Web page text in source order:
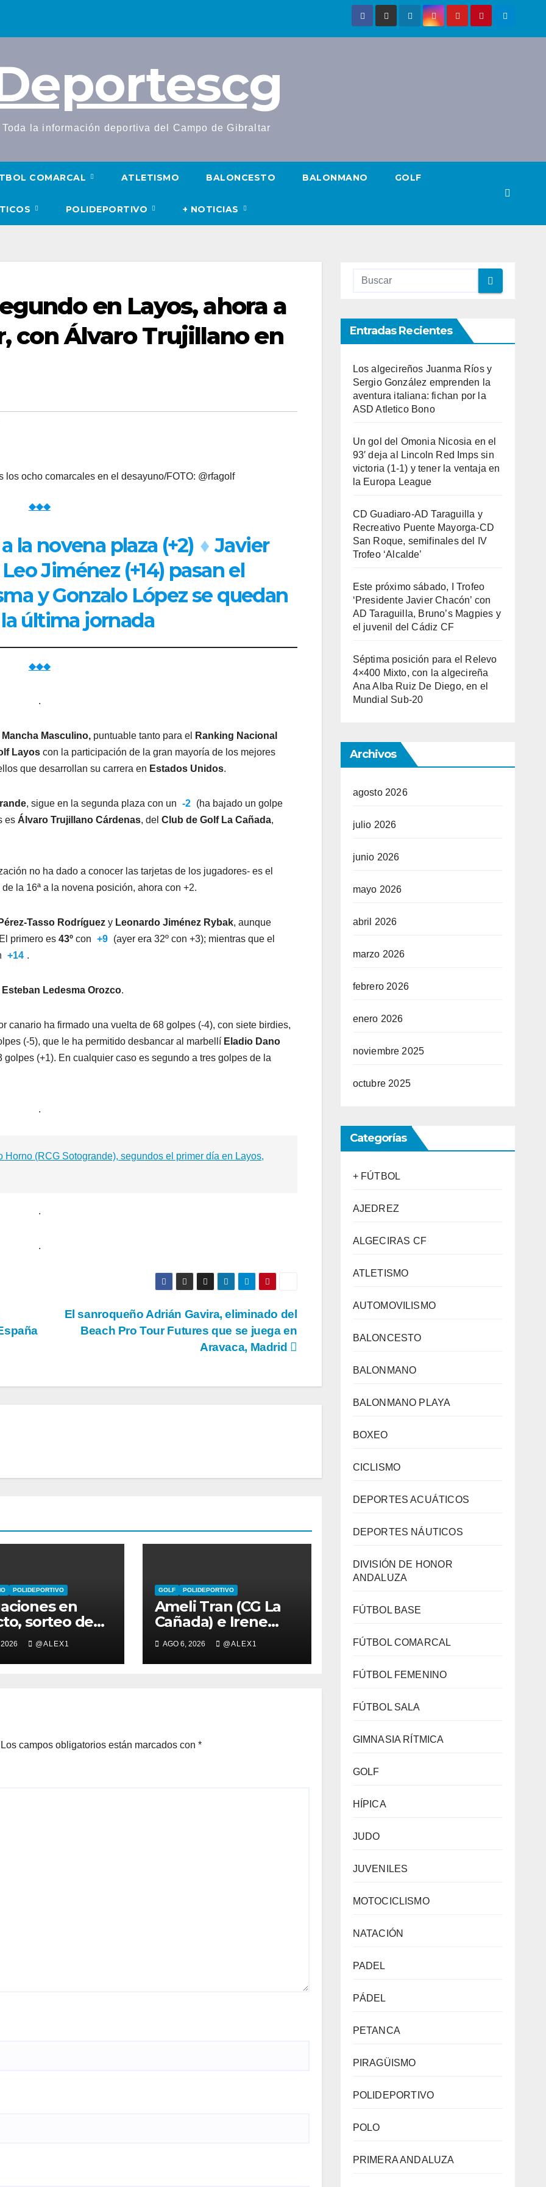
Toda la información deportiva del Campo de Gibraltar
COMARCAL ATLETISMO BALONCESTO BALONMANO GOLF
POLIDEPORTIVO + NOTICIAS
en Layos, ahora a
con Álvaro Trujillano en
los ocho comarcales en el desayuno/FOTO: @rfagolf
◆◆◆
la novena plaza (+2) ♦ Javier
Jiménez (+14) pasan el
y Gonzalo López se quedan
última jornada
◆◆◆
.
Masculino, puntuable tanto para el
Ranking Nacional
Layos con la participación de la gran mayoría de los mejores
que desarrollan su carrera en Estados Unidos.
, sigue en la segunda plaza con un -2 (ha bajado un golpe
es Álvaro Trujillano Cárdenas, del Club de Golf La Cañada,
no ha dado a conocer las tarjetas de los jugadores- es el
la 16ª a la novena posición, ahora con +2.
Tasso Rodríguez y Leonardo Jiménez Rybak, aunque
primero es 43º con +9 (ayer era 32º con +3); mientras que el
+14 .
Esteban Ledesma Orozco.
canario ha firmado una vuelta de 68 golpes (-4), con siete birdies,
(-5), que le ha permitido desbancar al marbellí Eladio Dano
(+1). En cualquier caso es segundo a tres golpes de la
.
(RCG Sotogrande), segundos el primer día en Layos,
.
.
El sanroqueño Adrián Gavira, eliminado del
Beach Pro Tour Futures que se juega en
Aravaca, Madrid
POLIDEPORTIVO
en
sorteo de
y
para la
de la
@ALEX1
GOLF POLIDEPORTIVO
Ameli Tran (CG La
Cañada) e Irene
García (La
Hacienda) se meten
en las semifinales
AGO 6, 2026 @ALEX1
Los campos obligatorios están marcados con *
Entradas Recientes
Los algecireños Juanma Ríos y
Sergio González emprenden la
aventura italiana: fichan por la
ASD Atletico Bono
Un gol del Omonia Nicosia en el
93′ deja al Lincoln Red Imps sin
victoria (1-1) y tener la ventaja en
la Europa League
CD Guadiaro-AD Taraguilla y
Recreativo Puente Mayorga-CD
San Roque, semifinales del IV
Trofeo ‘Alcalde’
Este próximo sábado, I Trofeo
‘Presidente Javier Chacón’ con
AD Taraguilla, Bruno’s Magpies y
el juvenil del Cádiz CF
Séptima posición para el Relevo
4×400 Mixto, con la algecireña
Ana Alba Ruiz De Diego, en el
Mundial Sub-20
Archivos
agosto 2026
julio 2026
junio 2026
mayo 2026
abril 2026
marzo 2026
febrero 2026
enero 2026
noviembre 2025
octubre 2025
Categorías
+ FÚTBOL
AJEDREZ
ALGECIRAS CF
ATLETISMO
AUTOMOVILISMO
BALONCESTO
BALONMANO
BALONMANO PLAYA
BOXEO
CICLISMO
DEPORTES ACUÁTICOS
DEPORTES NÁUTICOS
DIVISIÓN DE HONOR
ANDALUZA
FÚTBOL BASE
FÚTBOL COMARCAL
FÚTBOL FEMENINO
FÚTBOL SALA
GIMNASIA RÍTMICA
GOLF
HÍPICA
JUDO
JUVENILES
MOTOCICLISMO
NATACIÓN
PADEL
PÁDEL
PETANCA
PIRAGÜISMO
POLIDEPORTIVO
POLO
PRIMERA ANDALUZA